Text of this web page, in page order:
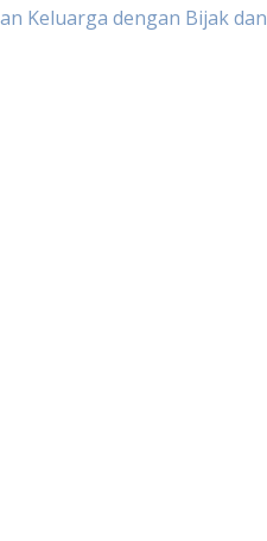
Keluarga dengan Bijak dan